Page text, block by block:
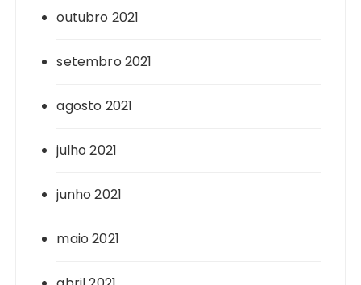
outubro 2021
setembro 2021
agosto 2021
julho 2021
junho 2021
maio 2021